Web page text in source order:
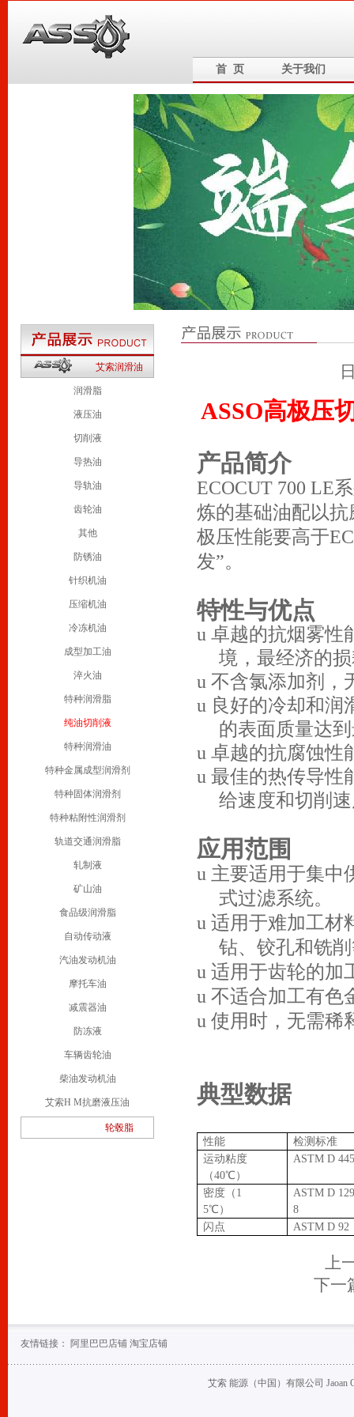
首 页 关于我们
5
3
1
艾索润滑油
润滑脂
液压油
切削液
导热油
导轨油
齿轮油
其他
防锈油
针织机油
压缩机油
冷冻机油
成型加工油
淬火油
特种润滑脂
纯油切削液
特种润滑油
特种金属成型润滑剂
特种固体润滑剂
特种粘附性润滑剂
轨道交通润滑脂
轧制液
矿山油
食品级润滑脂
自动传动液
汽油发动机油
摩托车油
减震器油
防冻液
车辆齿轮油
柴油发动机油
艾索H M抗磨液压油
轮毂脂
ASSO高极压
产品简介
ECOCUT 700 LE
炼的基础油配以
极压性能要高于
发”。
特性与优点
u 卓越的抗烟雾性
境，最经济的
u 不含氯添加剂，
u 良好的冷却和润
的表面质量达
u 卓越的抗腐蚀性
u 最佳的热传导性
给速度和切削
应用范围
u 主要适用于集中
式过滤系统。
u 适用于难加工材
钻、铰孔和铣
u 适用于齿轮的加
u 不适合加工有色
u 使用时，无需稀
典型数据
性能
检测标准
运动粘度
（40℃ ）
ASTM D
密度（ 1
5℃ ）
ASTM D
8
闪点
ASTM D 92
上
下一
友情链接： 阿里巴巴店铺 淘宝店铺
艾索 能源（中国）有限公司 Jaoan